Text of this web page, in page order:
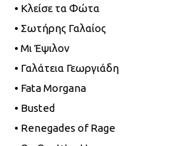
• Κλείσε τα Φώτα
• Σωτήρης Γαλαίος
• Μι Έψιλον
• Γαλάτεια Γεωργιάδη
• Fata Morgana
• Busted
• Renegades of Rage